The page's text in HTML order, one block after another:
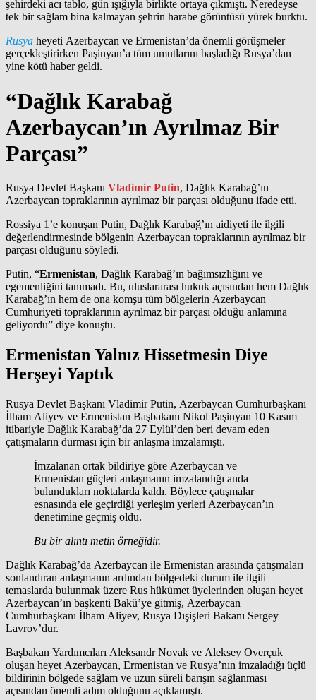
şehirdeki acı tablo, gün ışığıyla birlikte ortaya çıkmıştı. Neredeyse
tek bir sağlam bina kalmayan şehrin harabe görüntüsü yürek burktu.
Rusya heyeti Azerbaycan ve Ermenistan’da önemli görüşmeler
gerçekleştirirken Paşinyan’a tüm umutlarını başladığı Rusya’dan
yine kötü haber geldi.
“Dağlık Karabağ
Azerbaycan’ın Ayrılmaz Bir
Parçası”
Rusya Devlet Başkanı Vladimir Putin, Dağlık Karabağ’ın
Azerbaycan topraklarının ayrılmaz bir parçası olduğunu ifade etti.
Rossiya 1’e konuşan Putin, Dağlık Karabağ’ın aidiyeti ile ilgili
değerlendirmesinde bölgenin Azerbaycan topraklarının ayrılmaz bir
parçası olduğunu söyledi.
Putin, “Ermenistan, Dağlık Karabağ’ın bağımsızlığını ve
egemenliğini tanımadı. Bu, uluslararası hukuk açısından hem Dağlık
Karabağ’ın hem de ona komşu tüm bölgelerin Azerbaycan
Cumhuriyeti topraklarının ayrılmaz bir parçası olduğu anlamına
geliyordu” diye konuştu.
Ermenistan Yalnız Hissetmesin Diye
Herşeyi Yaptık
Rusya Devlet Başkanı Vladimir Putin, Azerbaycan Cumhurbaşkanı
İlham Aliyev ve Ermenistan Başbakanı Nikol Paşinyan 10 Kasım
itibariyle Dağlık Karabağ’da 27 Eylül’den beri devam eden
çatışmaların durması için bir anlaşma imzalamıştı.
İmzalanan ortak bildiriye göre Azerbaycan ve
Ermenistan güçleri anlaşmanın imzalandığı anda
bulundukları noktalarda kaldı. Böylece çatışmalar
esnasında ele geçirdiği yerleşim yerleri Azerbaycan’ın
denetimine geçmiş oldu.
Bu bir alıntı metin örneğidir.
Dağlık Karabağ’da Azerbaycan ile Ermenistan arasında çatışmaları
sonlandıran anlaşmanın ardından bölgedeki durum ile ilgili
temaslarda bulunmak üzere Rus hükümet üyelerinden oluşan heyet
Azerbaycan’ın başkenti Bakü’ye gitmiş, Azerbaycan
Cumhurbaşkanı İlham Aliyev, Rusya Dışişleri Bakanı Sergey
Lavrov’dur.
Başbakan Yardımcıları Aleksandr Novak ve Aleksey Overçuk
oluşan heyet Azerbaycan, Ermenistan ve Rusya’nın imzaladığı üçlü
bildirinin bölgede sağlam ve uzun süreli barışın sağlanması
açısından önemli adım olduğunu açıklamıştı.